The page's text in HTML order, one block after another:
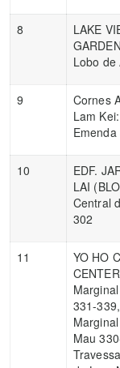
8
LAKE
Lobo de
9
Cornes
Lam
Emenda
10
EDF.
LAI
Central
302
11
YO HO
331-
Mau